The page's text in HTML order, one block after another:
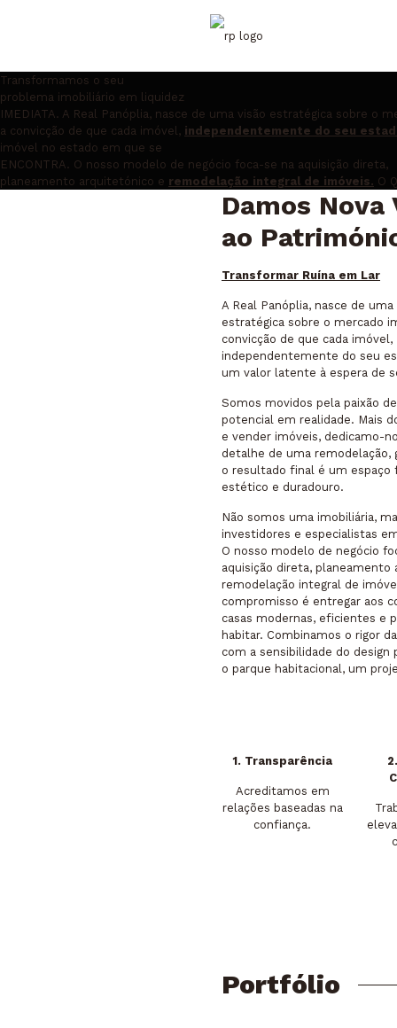
Transformamos o seu
problema imobiliário em liquidez
IMEDIATA. A Real Panóplia, nasce de uma visão estratégica sobre o
a convicção de que cada imóvel, independentemente do seu
imóvel no estado em que se
ENCONTRA. O nosso modelo de negócio foca-se na aquisição direta,
planeamento arquitetónico e remodelação integral de imóveis. O
Damos Nova
ao
Transformar Ruína em Lar
A Real Panóplia, nasce de uma
estratégica sobre o mercado
convicção de que cada imóvel,
independentemente do seu
um valor latente à espera de
Somos movidos pela paixão
potencial em realidade. Mais
e vender imóveis, dedicamo-
detalhe de uma remodelação,
o resultado final é um espaço
estético e duradouro.
Não somos uma imobiliária,
investidores e especialistas
O nosso modelo de negócio
aquisição direta, planeamento
remodelação integral de
compromisso é entregar aos
casas modernas, eficientes e
habitar. Combinamos o rigor
com a sensibilidade do design
o parque habitacional, um
1. Transparência
Acreditamos em
relações baseadas na
confiança.
Portfólio